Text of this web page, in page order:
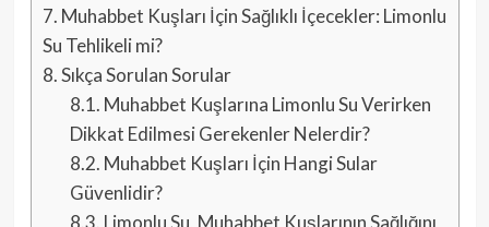
7. Muhabbet Kuşları İçin Sağlıklı İçecekler: Limonlu
Su Tehlikeli mi?
8.Sıkça Sorulan Sorular
8.1. Muhabbet Kuşlarına Limonlu Su Verirken
Dikkat Edilmesi Gerekenler Nelerdir?
8.2. Muhabbet Kuşları İçin Hangi Sular
Güvenlidir?